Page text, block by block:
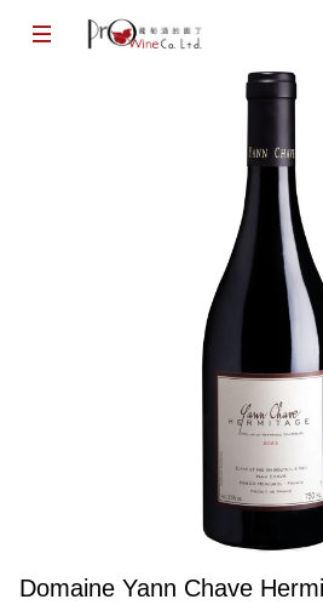
Domaine Yann Chave